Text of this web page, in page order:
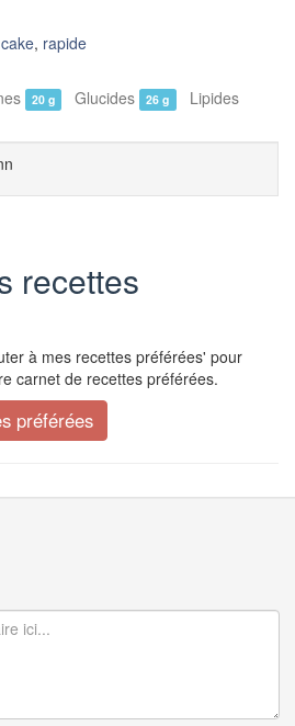
, rapide
20 g Glucides 26 g Lipides
recettes
à mes recettes préférées' pour
carnet de recettes préférées.